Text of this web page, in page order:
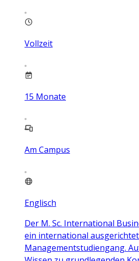
Vollzeit
15 Monate
Am Campus
Englisch
Der M. Sc. International
ein international
Managementstudiengang.